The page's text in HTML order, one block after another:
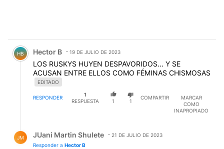
Comentario de Hector B.
HB Hector B 19 DE JULIO DE 2023
LOS RUSKYS HUYEN DESPAVORIDOS... Y SE
ACUSAN ENTRE ELLOS COMO FÉMINAS CHISMOSAS
EDITADO
RESPONDER
1
RESPUESTA
1 1
COMPARTIR
MARCAR
COMO
INAPROPIADO
JM JUani Martin Shulete
21 DE JULIO DE 2023
Responder a Hector B